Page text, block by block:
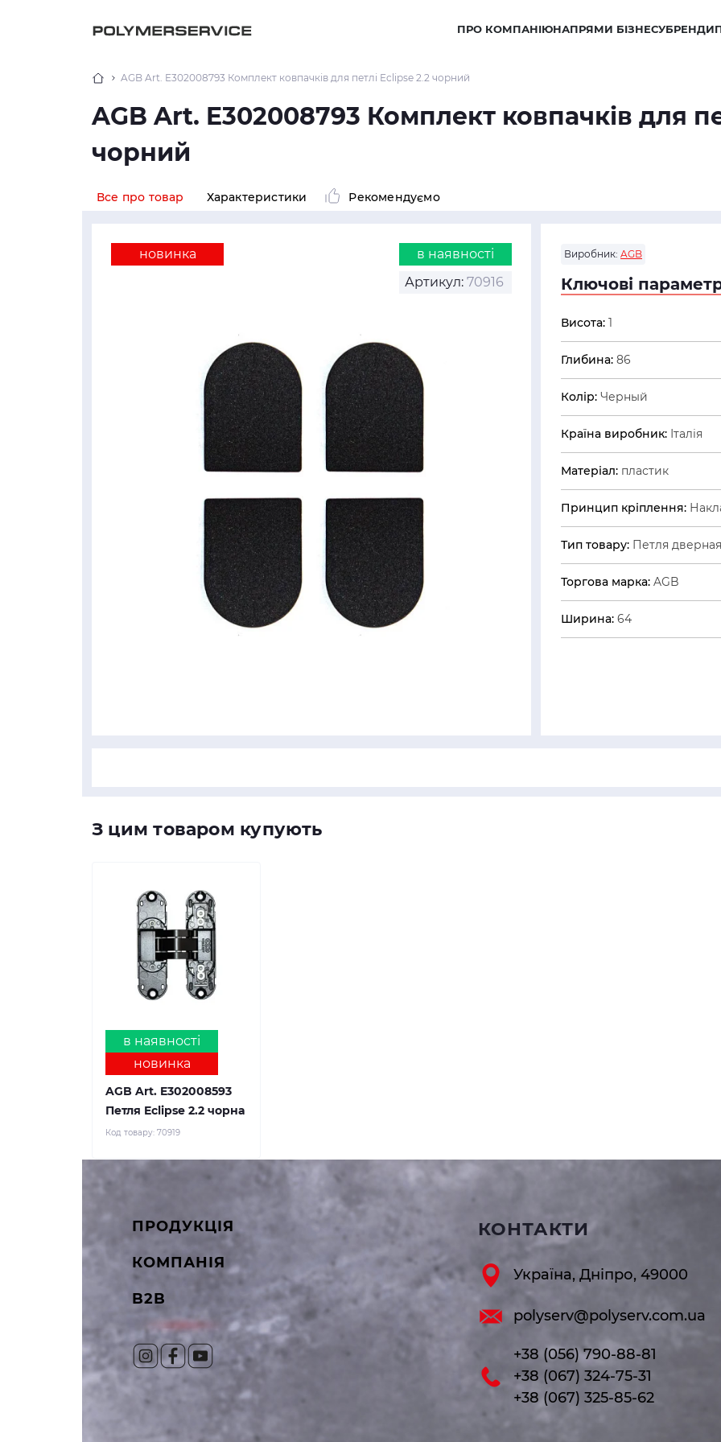
ПРО КОМПАНІЮНАПРЯМИ БІЗНЕСУБРЕНДИ
AGB Art. E302008793 Комплект ковпачків для петлі Eclipse 2.2 чорний
AGB Art. E302008793 Комплект ковпачків для
чорний
Все про товар Характеристики Рекомендуємо
новинка
в наявності
Артикул: 70916
Виробник: AGB
Ключові
Висота: 1
Глибина: 86
Колір: Черный
Країна виробник: Італія
Матеріал: пластик
Принцип кріплення:
Тип товару: Петля дверная
Торгова марка: AGB
Ширина: 64
З цим товаром купують
в наявності
новинка
AGB Art. E302008593
Петля Eclipse 2.2 чорна
Код товару: 70919
ПРОДУКЦІЯ
КОМПАНІЯ
B2B
КОНТАКТИ
Україна, Дніпро, 49000
polyserv@polyserv.com.ua
+38 (056) 790-88-81
+38 (067) 324-75-31
+38 (067) 325-85-62